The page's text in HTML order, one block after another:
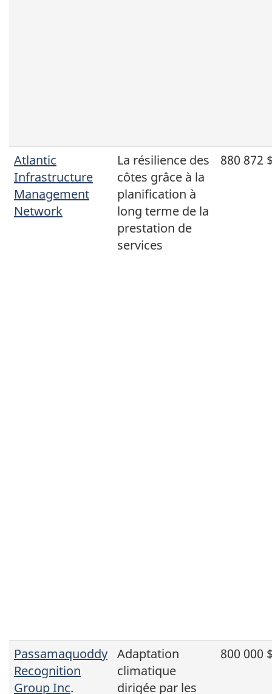
Atlantic
Infrastructure
Management
Network
La résilience des
côtes grâce à la
planification à
long terme de la
prestation de
services
880 872
Passamaquoddy
Recognition
Group Inc.
Adaptation
climatique
dirigée par les
800 000